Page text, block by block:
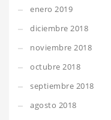
enero 2019
diciembre 2018
noviembre 2018
octubre 2018
septiembre 2018
agosto 2018